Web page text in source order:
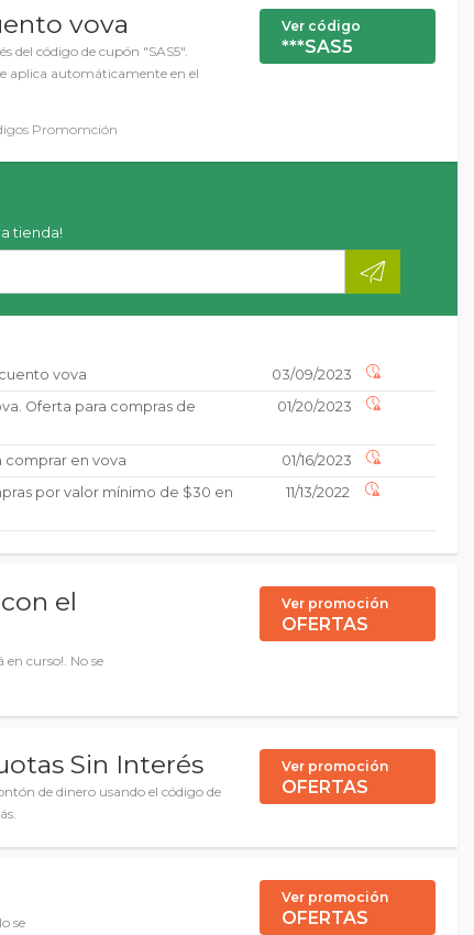
vova
del código de cupón "SAS5".
aplica automáticamente en el
Promomción
Ver código
***SAS5
tienda!
vova 03/09/2023
Oferta para compras de
01/20/2023
en vova 01/16/2023
por valor mínimo de $30 en
11/13/2022
el
en curso!. No se
Ver promoción
OFERTAS
Sin Interés
de dinero usando el código de
Ver promoción
OFERTAS
se
Ver promoción
OFERTAS